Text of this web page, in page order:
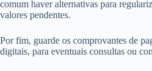
comum haver alternativas para
valores pendentes.
Por fim, guarde os comprovantes de
digitais, para eventuais consultas ou